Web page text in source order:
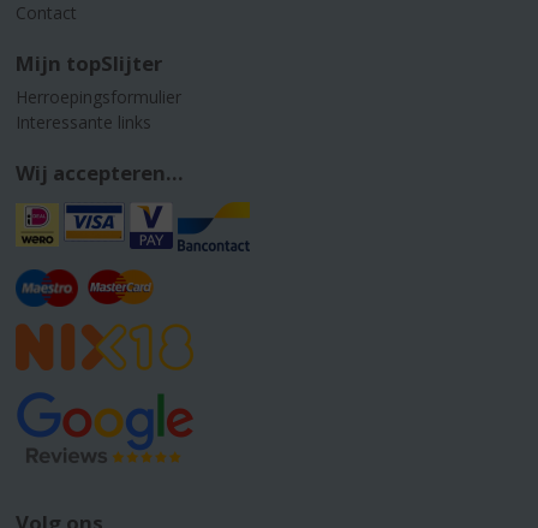
Contact
Mijn topSlijter
Herroepingsformulier
Interessante links
Wij accepteren...